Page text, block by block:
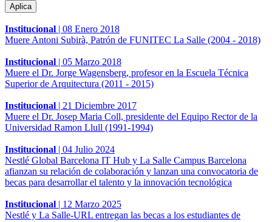
Institucional | 08 Enero 2018
Muere Antoni Subirà, Patrón de FUNITEC La Salle (2004 - 2018)
Institucional | 05 Marzo 2018
Muere el Dr. Jorge Wagensberg, profesor en la Escuela Técnica
Superior de Arquitectura (2011 - 2015)
Institucional | 21 Diciembre 2017
Muere el Dr. Josep Maria Coll, presidente del Equipo Rector de la
Universidad Ramon Llull (1991-1994)
Institucional | 04 Julio 2024
Nestlé Global Barcelona IT Hub y La Salle Campus Barcelona
afianzan su relación de colaboración y lanzan una convocatoria de
becas para desarrollar el talento y la innovación tecnológica
Institucional | 12 Marzo 2025
Nestlé y La Salle-URL entregan las becas a los estudiantes de